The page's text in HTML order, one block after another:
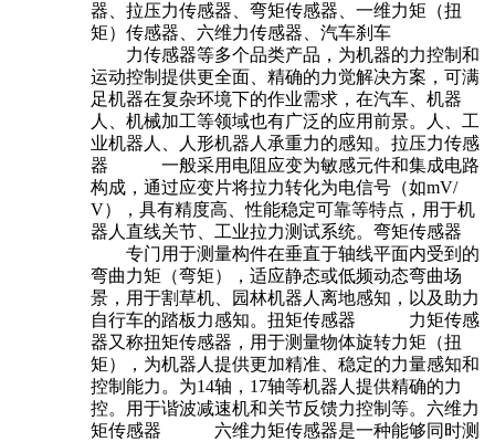
器、拉压力传感器、弯矩传感器、一维力矩（扭
矩）传感器、六维力传感器、汽车刹车
力传感器等多个品类产品，为机器的力控制和
运动控制提供更全面、精确的力觉解决方案，可满
足机器在复杂环境下的作业需求，在汽车、机器
人、机械加工等领域也有广泛的应用前景。人、工
业机器人、人形机器人承重力的感知。拉压力传感
器 一般采用电阻应变为敏感元件和集成电路
构成，通过应变片将拉力转化为电信号（如mV/
V），具有精度高、性能稳定可靠等特点，用于机
器人直线关节、工业拉力测试系统。弯矩传感器
专门用于测量构件在垂直于轴线平面内受到的
弯曲力矩（弯矩），适应静态或低频动态弯曲场
景，用于割草机、园林机器人离地感知，以及助力
自行车的踏板力感知。扭矩传感器 力矩传感
器又称扭矩传感器，用于测量物体旋转力矩（扭
矩），为机器人提供更加精准、稳定的力量感知和
控制能力。为14轴，17轴等机器人提供精确的力
控。用于谐波减速机和关节反馈力控制等。六维力
矩传感器 六维力矩传感器是一种能够同时测